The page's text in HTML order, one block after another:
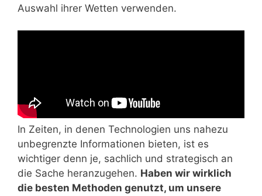
Auswahl ihrer Wetten verwenden.
In Zeiten, in denen Technologien uns nahezu
unbegrenzte Informationen bieten, ist es
wichtiger denn je, sachlich und strategisch an
die Sache heranzugehen. Haben wir wirklich
die besten Methoden genutzt, um unsere